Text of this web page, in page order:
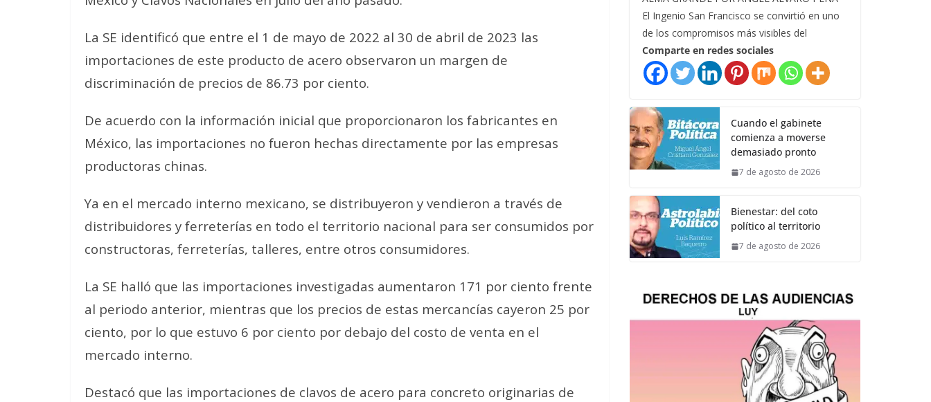
La SE identificó que entre el 1 de mayo de 2022 al 30 de abril de 2023 las
importaciones de este producto de acero observaron un margen de
discriminación de precios de 86.73 por ciento.
De acuerdo con la información inicial que proporcionaron los fabricantes en
México, las importaciones no fueron hechas directamente por las empresas
productoras chinas.
Ya en el mercado interno mexicano, se distribuyeron y vendieron a través de
distribuidores y ferreterías en todo el territorio nacional para ser consumidos por
constructoras, ferreterías, talleres, entre otros consumidores.
La SE halló que las importaciones investigadas aumentaron 171 por ciento frente
al periodo anterior, mientras que los precios de estas mercancías cayeron 25 por
ciento, por lo que estuvo 6 por ciento por debajo del costo de venta en el
mercado interno.
Destacó que las importaciones de clavos de acero para concreto originarias de
El Ingenio San Francisco se convirtió en uno
de los compromisos más visibles del
Comparte en redes sociales
Cuando el gabinete
comienza a moverse
demasiado pronto
7 de agosto de 2026
Bienestar: del coto
político al territorio
7 de agosto de 2026